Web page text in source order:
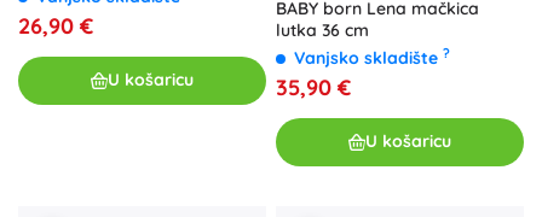
26,90 €
U košaricu
BABY born Lena mačkica
lutka 36 cm
Vanjsko skladište ?
35,90 €
U košaricu